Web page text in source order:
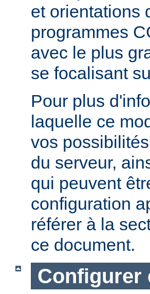
et orientations
programmes
avec le plus
se focalisant
Pour plus
laquelle ce
vos
du serveur,
qui peuvent
configuration
référer à la
ce document.
Configurer